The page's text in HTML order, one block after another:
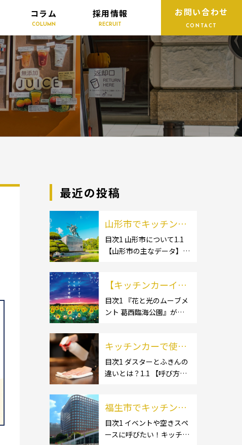
コラム
COLUMN
採用情報
RECRUIT
お問い合わせ
CONTACT
最近の投稿
山形市でキッチンカ
ー開業するなら格安
のレンタル・リー
流れも解説！
目次1 山形市について1.1
【山形市の主なデータ】
王温泉]1.2.2 [文翔館]1.3
【名産品・ご当地グルメ】
1.3.1 [芋煮]1.3 […]
【キッチンカーイベ
ント情報】花と光の
ムーブメント 葛西臨
います！
目次1 『花と光のムーブメ
ント 葛西臨海公園』が開
場といえば、やっぱりイベ
ント！ 日本全国で、キッチ
ンカーが営業している様々
キッチンカーで使用
するダスター・ふき
んの選び方とは？お
介！
目次1 ダスターとふきんの
違いとは？1.1 【呼び方の
ンタークロスとも呼ばれ
る】2 キッチンカーで使用
するダスター(ふきん)種類
福生市でキッチンカ
ーを呼びたい！派遣
してもらうにはどう
目次1 イベントや空きスペ
ースに呼びたい！キッチン